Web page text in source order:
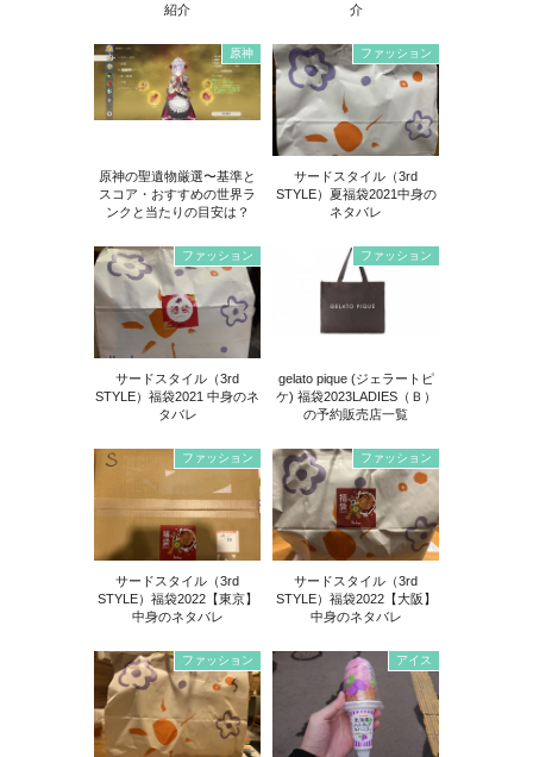
紹介
介
原神
原神の聖遺物厳選〜基準と
スコア・おすすめの世界ラ
ンクと当たりの目安は？
ファッション
サードスタイル（3rd
STYLE）夏福袋2021中身の
ネタバレ
ファッション
サードスタイル（3rd
STYLE）福袋2021 中身のネ
タバレ
ファッション
gelato pique (ジェラートピ
ケ) 福袋2023LADIES（Ｂ）
の予約販売店一覧
ファッション
サードスタイル（3rd
STYLE）福袋2022【東京】
中身のネタバレ
ファッション
サードスタイル（3rd
STYLE）福袋2022【大阪】
中身のネタバレ
ファッション アイス